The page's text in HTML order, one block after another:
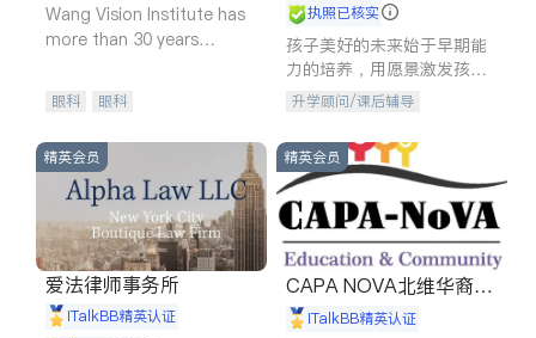
Wang Vision Institute has
more than 30 years
眼科 眼科
执照已核实
孩子美好的未来始于早期能
力的培养，用愿景激发孩子
的学习潜力和动力。理念：
拥有成长型心态是成功的基
石。
升学顾问/课后辅导
精英会员
爱法律师事务所
iTalkBB精英认证
精英会员
CAPA NOVA北维华裔家
长会iTalkBB精英认证